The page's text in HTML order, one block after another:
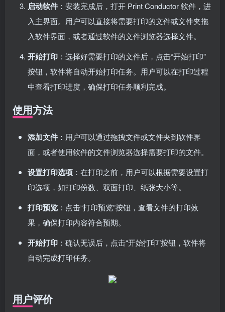
启动软件 ：安装完成后，打开 Print Conductor 软件，进
入主界面。用户可以直接将需要打印的文件或文件夹拖
入软件界面，或者通过软件的文件浏览器选择文件。
开始打印 ：选择好需要打印的文件后，点击“开始打印”
按钮，软件将自动开始打印任务。用户可以在打印过程
中查看打印进度，确保打印任务顺利完成。
使用方法
添加文件 ：用户可以通过拖拽文件或文件夹到软件界
面，或者使用软件的文件浏览器选择需要打印的文件。
设置打印选项 ：在打印之前，用户可以根据需要设置打
印选项，如打印份数、双面打印、纸张大小等。
打印预览 ：点击“打印预览”按钮，查看文件的打印效
果，确保打印内容符合预期。
开始打印 ：确认无误后，点击“开始打印”按钮，软件将
自动完成打印任务。
用户评价